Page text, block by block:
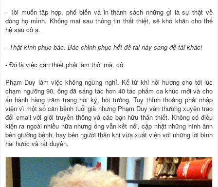
- Tôi muốn tập hợp, phổ biến và in thành sách những gì là sự thật về
dòng họ mình. Không mai sau thông tin thất thiệt, sẽ khó khăn cho thế
hệ sau cô ạ.
- Thật kính phục bác. Bác chinh phục hết đề tài này sang đề tài khác!
- Đó là việc cần thiết phải làm thôi mà, cô.
Phạm Duy làm việc không ngừng nghỉ. Kể từ khi hồi hương cho tới lúc
chạm ngưỡng 90, ông đã sáng tác hơn 40 tác phẩm ca khúc mới và cho
ấn hành hàng trăm trang hồi ký, hồi tưởng. Tuy thỉnh thoảng phải nhập
viện vì một số căn bệnh tuổi già nhưng Phạm Duy vẫn thường xuyên trao
đổi email với giới truyền thông và các bạn hữu thân thiết. Không có điều
kiện ra ngoài nhiều nữa nhưng ông vẫn kết nối, cập nhật những hình ảnh
bên giường bệnh, hay bên người thân khi vừa xuất viện với những lời bình
hài hước và rất duyên.